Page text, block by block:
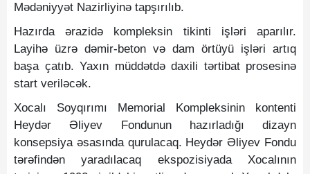
Mədəniyyət Nazirliyinə tapşırılıb.
Hazırda ərazidə kompleksin tikinti işləri aparılır.
Layihə üzrə dəmir-beton və dam örtüyü işləri artıq
başa çatıb. Yaxın müddətdə daxili tərtibat prosesinə
start veriləcək.
Xocalı Soyqırımı Memorial Kompleksinin kontenti
Heydər Əliyev Fondunun hazırladığı dizayn
konsepsiya əsasında qurulacaq. Heydər Əliyev Fondu
tərəfindən yaradılacaq ekspozisiyada Xocalının